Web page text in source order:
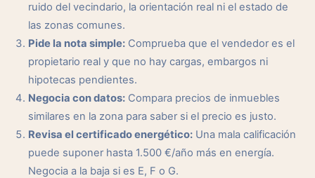
ruido del vecindario, la orientación real ni el estado de
las zonas comunes.
Pide la nota simple: Comprueba que el vendedor es el
propietario real y que no hay cargas, embargos ni
hipotecas pendientes.
Negocia con datos: Compara precios de inmuebles
similares en la zona para saber si el precio es justo.
Revisa el certificado energético: Una mala calificación
puede suponer hasta 1.500 €/año más en energía.
Negocia a la baja si es E, F o G.